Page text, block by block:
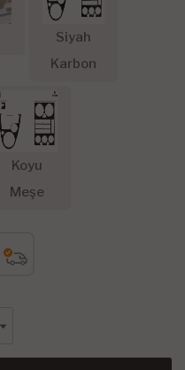
Siyah
Karbon
Koyu
Meşe